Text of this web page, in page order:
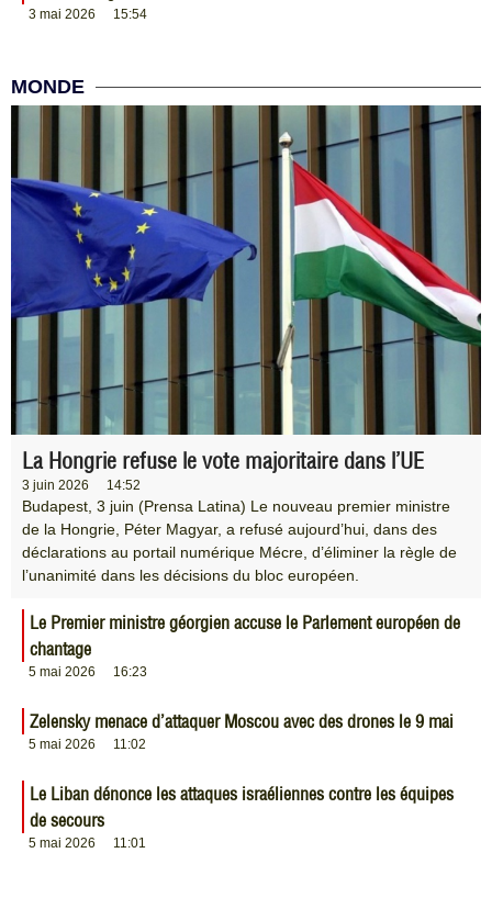
3 mai 2026 15:54
MONDE
La Hongrie refuse le vote majoritaire dans l’UE
3 juin 2026 14:52
Budapest, 3 juin (Prensa Latina) Le nouveau premier ministre
de la Hongrie, Péter Magyar, a refusé aujourd’hui, dans des
déclarations au portail numérique Mécre, d’éliminer la règle de
l’unanimité dans les décisions du bloc européen.
Le Premier ministre géorgien accuse le Parlement européen de
chantage
5 mai 2026 16:23
Zelensky menace d’attaquer Moscou avec des drones le 9 mai
5 mai 2026 11:02
Le Liban dénonce les attaques israéliennes contre les équipes
de secours
5 mai 2026 11:01